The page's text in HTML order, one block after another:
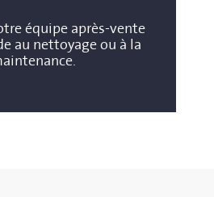
équipe après-vente
au nettoyage ou à la